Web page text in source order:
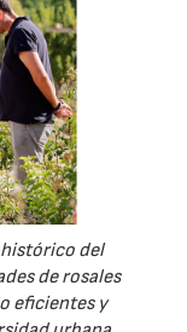
del
de rosales
eficientes y